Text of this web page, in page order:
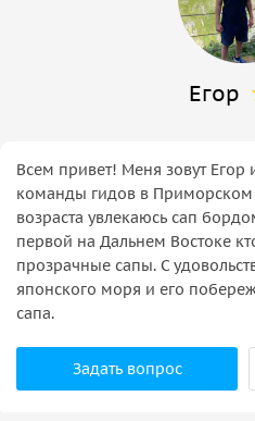
Егор
Всем привет! Меня зовут Егор
команды гидов в Приморском
возраста увлекаюсь сап
первой на Дальнем Востоке
прозрачные сапы. С
японского моря и его
сапа.
Задать вопрос